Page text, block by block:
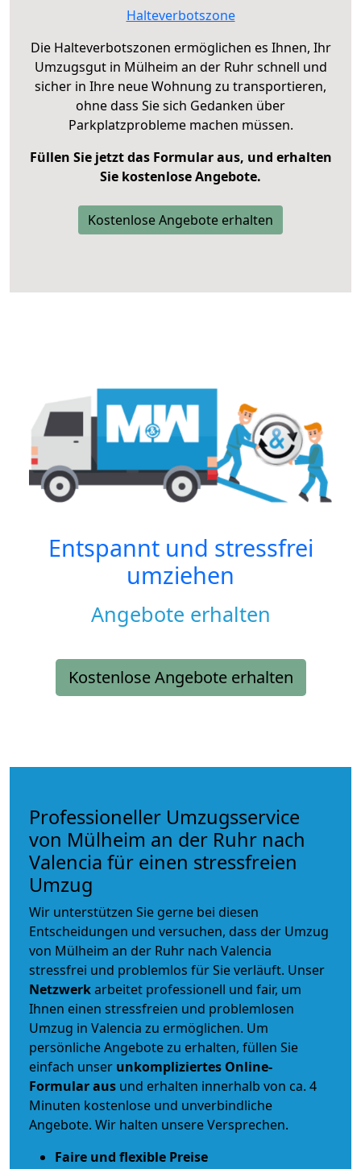
Halteverbotszone
Die Halteverbotszonen ermöglichen es Ihnen, Ihr
Umzugsgut in Mülheim an der Ruhr schnell und
sicher in Ihre neue Wohnung zu transportieren,
ohne dass Sie sich Gedanken über
Parkplatzprobleme machen müssen.
Füllen Sie jetzt das Formular aus, und erhalten
Sie kostenlose Angebote.
Kostenlose Angebote erhalten
Entspannt und stressfrei
umziehen
Angebote erhalten
Kostenlose Angebote erhalten
Professioneller Umzugsservice
von Mülheim an der Ruhr nach
Valencia für einen stressfreien
Umzug
Wir unterstützen Sie gerne bei diesen
Entscheidungen und versuchen, dass der Umzug
von Mülheim an der Ruhr nach Valencia
stressfrei und problemlos für Sie verläuft. Unser
Netzwerkarbeitet professionell und fair, um
Ihnen einen stressfreien und problemlosen
Umzug in Valencia zu ermöglichen. Um
persönliche Angebote zu erhalten, füllen Sie
einfach unser unkompliziertes Online-
Formular aus und erhalten innerhalb von ca. 4
Minuten kostenlose und unverbindliche
Angebote. Wir halten unsere Versprechen.
Faire und flexible Preise